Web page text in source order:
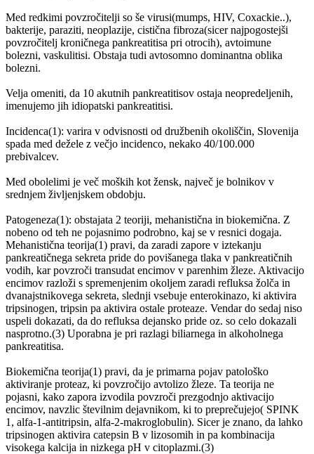
Med redkimi povzročitelji so še virusi(mumps, HIV, Coxackie..),
bakterije, paraziti, neoplazije, cistična fibroza(sicer najpogostejši
povzročitelj kroničnega pankreatitisa pri otrocih), avtoimune
bolezni, vaskulitisi. Obstaja tudi avtosomno dominantna oblika
bolezni.
Velja omeniti, da 10 akutnih pankreatitisov ostaja neopredeljenih,
imenujemo jih idiopatski pankreatitisi.
Incidenca(1): varira v odvisnosti od družbenih okoliščin, Slovenija
spada med dežele z večjo incidenco, nekako 40/100.000
prebivalcev.
Med obolelimi je več moških kot žensk, največ je bolnikov v
srednjem življenjskem obdobju.
Patogeneza(1): obstajata 2 teoriji, mehanistična in biokemična. Z
nobeno od teh ne pojasnimo podrobno, kaj se v resnici dogaja.
Mehanistična teorija(1) pravi, da zaradi zapore v iztekanju
pankreatičnega sekreta pride do povišanega tlaka v pankreatičnih
vodih, kar povzroči transudat encimov v parenhim žleze. Aktivacijo
encimov razloži s spremenjenim okoljem zaradi refluksa žolča in
dvanajstnikovega sekreta, slednji vsebuje enterokinazo, ki aktivira
tripsinogen, tripsin pa aktivira ostale proteaze. Vendar do sedaj niso
uspeli dokazati, da do refluksa dejansko pride oz. so celo dokazali
nasprotno.(3) Uporabna je pri razlagi biliarnega in alkoholnega
pankreatitisa.
Biokemična teorija(1) pravi, da je primarna pojav patološko
aktiviranje proteaz, ki povzročijo avtolizo žleze. Ta teorija ne
pojasni, kako zapora izvodila povzroči prezgodnjo aktivacijo
encimov, navzlic številnim dejavnikom, ki to preprečujejo( SPINK
1, alfa-1-antitripsin, alfa-2-makroglobulin). Sicer je znano, da lahko
tripsinogen aktivira catepsin B v lizosomih in pa kombinacija
visokega kalcija in nizkega pH v citoplazmi.(3)